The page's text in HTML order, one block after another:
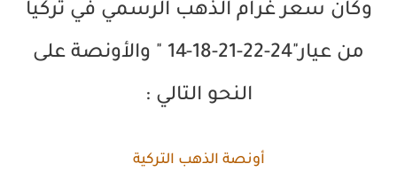
وكان سعر غرام الذهب الرسمي في تركيا
من عيار"24-22-21-18-14 " والأونصة على
النحو التالي :
أونصة الذهب التركية